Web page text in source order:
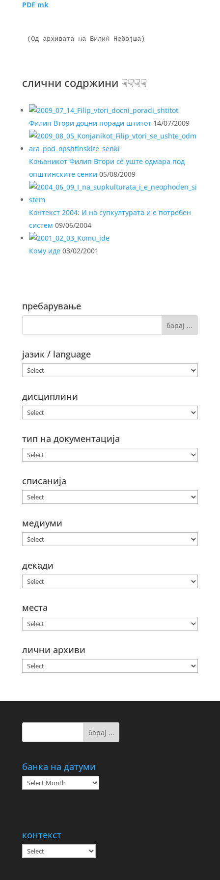
PDF mk
(Од архивата на Вилиќ Небојша)
слични содржини ☟☟☟☟
Филип Втори доцни поради штитот14/07/2009
Коњаникот Филип Втори сѐ уште одмара под
општинските сенки 05/08/2009
Контекст 2004: И на супкултурата и е потребен
систем 09/06/2004
Кому иде03/02/2001
пребарување
јазик / language
дисциплини
тип на документација
списанија
медиуми
декади
места
лични архиви
банка на датуми
банка
на
контекст